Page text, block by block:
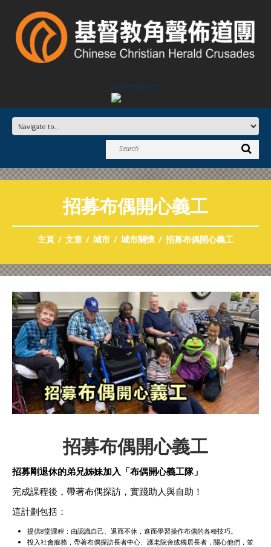
Advertisement
招募布偶開心義工
主頁 文章 城市 城市關懷 招募布偶開心義工
招募布偶開心義工
招募剛退休的弟兄姊妹加入「布偶開心義工隊」
完成課程後，帶著布偶探訪，實踐助人與自助！
這計劃包括：
提供8堂課程：由認識自己、退而不休，進而學習操作布偶的各種技巧。
投入社會服務，帶著布偶探訪長者中心、護老院舍或獨居長者，關心他們，並